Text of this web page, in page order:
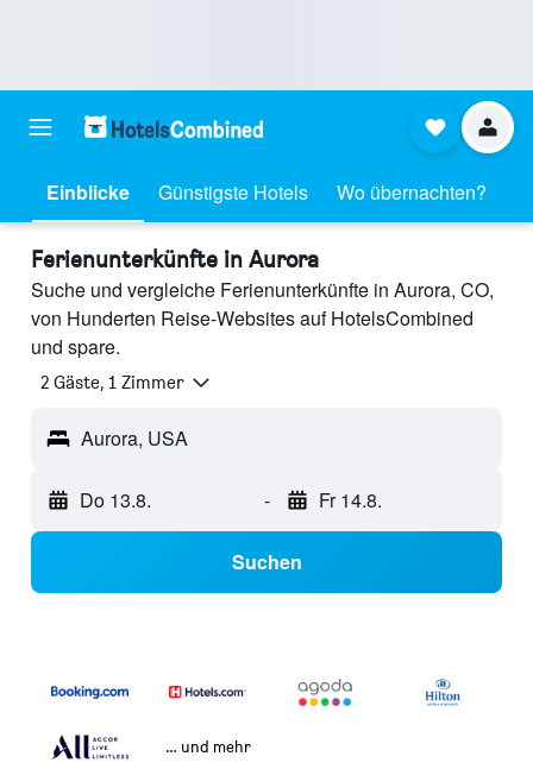
Einblicke Günstigste Hotels Wo übernachten?
Ferienunterkünfte in Aurora
Suche und vergleiche Ferienunterkünfte in Aurora, CO,
von Hunderten Reise-Websites auf HotelsCombined
und spare.
2 Gäste, 1 Zimmer
Aurora, USA
Do 13.8. - Fr 14.8.
Suchen
… und mehr